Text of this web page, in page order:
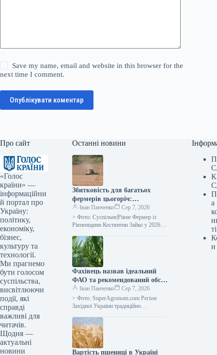
Save my name, email and website in this browser for the
next time I comment.
Опублікувати коментар
Про сайт
«Голос
країни» —
інформаційни
й портал про
Україну:
політику,
економіку,
бізнес,
культуру та
технології.
Ми прагнемо
бути голосом
суспільства,
висвітлюючи
події, які
справді
важливі для
читачів.
Щодня —
актуальні
новини
Останні новини
Збитковість для багатьох
фермерів цьогоріч:
рівненський аграрій про ціни
на зерно —
SuperAgronom.com
Іван Панченко
Сер 7, 2026
> Фото: Суспільне|Рівне Фермер із
Рівненщини Костянтин Зайко у 2026
рівні 5 т/га. Це приблизно…
Фахівець назвав ідеальний
ФАО та рекомендований обсяг
посіву кукурудзи на силос для
західного регіону України —
SuperAgronom.com
Іван Панченко
Сер 7, 2026
> Фото: SuperAgronom.com Регіон
Західної України традиційно
достатньою кількістю опадів, що
сприяло його вважати зоною з…
Вартість пшениці в Україні
а
ті
и